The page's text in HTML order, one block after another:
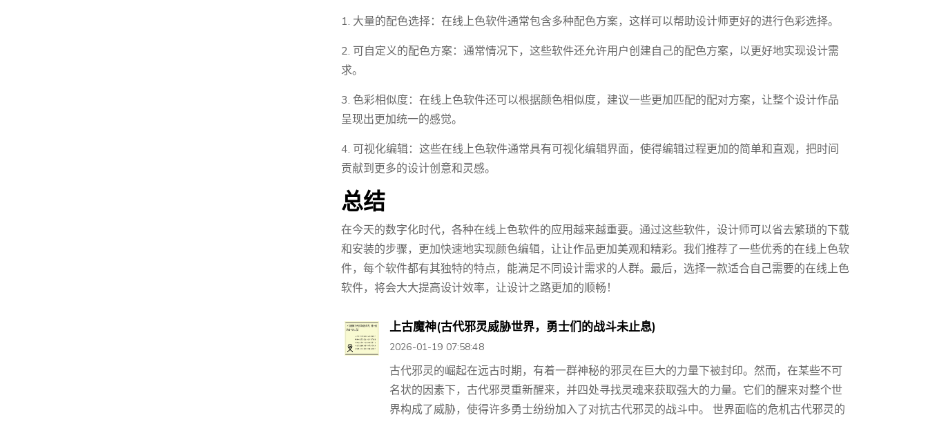
1. 大量的配色选择：在线上色软件通常包含多种配色方案，这样可以帮助设计师更好的进行色彩选择。
2. 可自定义的配色方案：通常情况下，这些软件还允许用户创建自己的配色方案，以更好地实现设计需
求。
3. 色彩相似度：在线上色软件还可以根据颜色相似度，建议一些更加匹配的配对方案，让整个设计作品
呈现出更加统一的感觉。
4. 可视化编辑：这些在线上色软件通常具有可视化编辑界面，使得编辑过程更加的简单和直观，把时间
贡献到更多的设计创意和灵感。
总结
在今天的数字化时代，各种在线上色软件的应用越来越重要。通过这些软件，设计师可以省去繁琐的下载
和安装的步骤，更加快速地实现颜色编辑，让让作品更加美观和精彩。我们推荐了一些优秀的在线上色软
件，每个软件都有其独特的特点，能满足不同设计需求的人群。最后，选择一款适合自己需要的在线上色
软件，将会大大提高设计效率，让设计之路更加的顺畅！
上古魔神(古代邪灵威胁世界，勇士们的战斗未止息)
2026-01-19 07:58:48
古代邪灵的崛起在远古时期，有着一群神秘的邪灵在巨大的力量下被封印。然而，在某些不可
名状的因素下，古代邪灵重新醒来，并四处寻找灵魂来获取强大的力量。它们的醒来对整个世
界构成了威胁，使得许多勇士纷纷加入了对抗古代邪灵的战斗中。 世界面临的危机古代邪灵的